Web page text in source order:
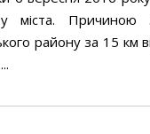
міста. Причиною
району за 15